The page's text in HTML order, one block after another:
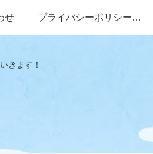
きます！
せ プライバシーポリシー・